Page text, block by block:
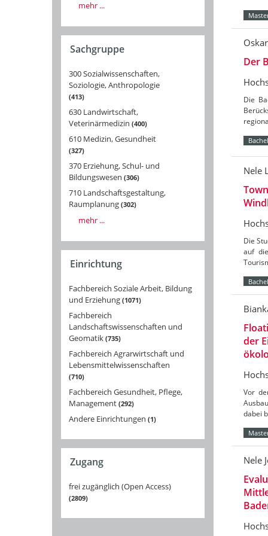
mehr ...
Sachgruppe
300 Sozialwissenschaften,
Soziologie, Anthropologie
413
630 Landwirtschaft,
Veterinärmedizin 400
610 Medizin, Gesundheit
327
370 Erziehung, Schul- und
Bildungswesen 306
710 Landschaftsgestaltung,
Raumplanung 302
mehr ...
Einrichtung
Fachbereich Soziale Arbeit, Bildung
und Erziehung 1071
Fachbereich
Landschaftswissenschaften und
Geomatik 735
Fachbereich Agrarwirtschaft und
Lebensmittelwissenschaften
710
Fachbereich Gesundheit, Pflege,
Management 292
Andere Einrichtungen 1
Zugang
frei zugänglich (Open Access)
2809
Der
Die
Nele
Die
auf
der
Vor
dabei
Nele